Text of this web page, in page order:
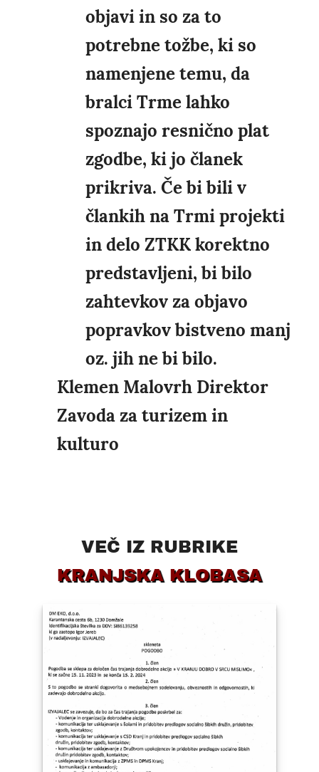
objavi in so za to
potrebne tožbe, ki so
namenjene temu, da
bralci Trme lahko
spoznajo resnično plat
zgodbe, ki jo članek
prikriva. Če bi bili v
člankih na Trmi projekti
in delo ZTKK korektno
predstavljeni, bi bilo
zahtevkov za objavo
popravkov bistveno manj
oz. jih ne bi bilo.
Klemen Malovrh Direktor
Zavoda za turizem in
kulturo
VEČ IZ RUBRIKE
KRANJSKA KLOBASA